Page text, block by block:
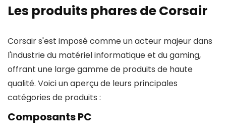
Les produits phares de Corsair
Corsair s'est imposé comme un acteur majeur dans
l'industrie du matériel informatique et du gaming,
offrant une large gamme de produits de haute
qualité. Voici un aperçu de leurs principales
catégories de produits :
Composants PC